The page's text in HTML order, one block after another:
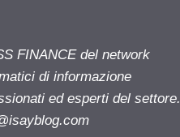
FINANCE del network
di informazione
ed esperti del settore.